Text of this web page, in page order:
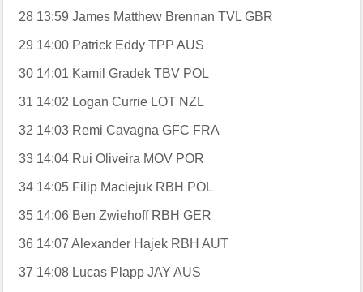
28 13:59 James Matthew Brennan TVL GBR
29 14:00 Patrick Eddy TPP AUS
30 14:01 Kamil Gradek TBV POL
31 14:02 Logan Currie LOT NZL
32 14:03 Remi Cavagna GFC FRA
33 14:04 Rui Oliveira MOV POR
34 14:05 Filip Maciejuk RBH POL
35 14:06 Ben Zwiehoff RBH GER
36 14:07 Alexander Hajek RBH AUT
37 14:08 Lucas Plapp JAY AUS